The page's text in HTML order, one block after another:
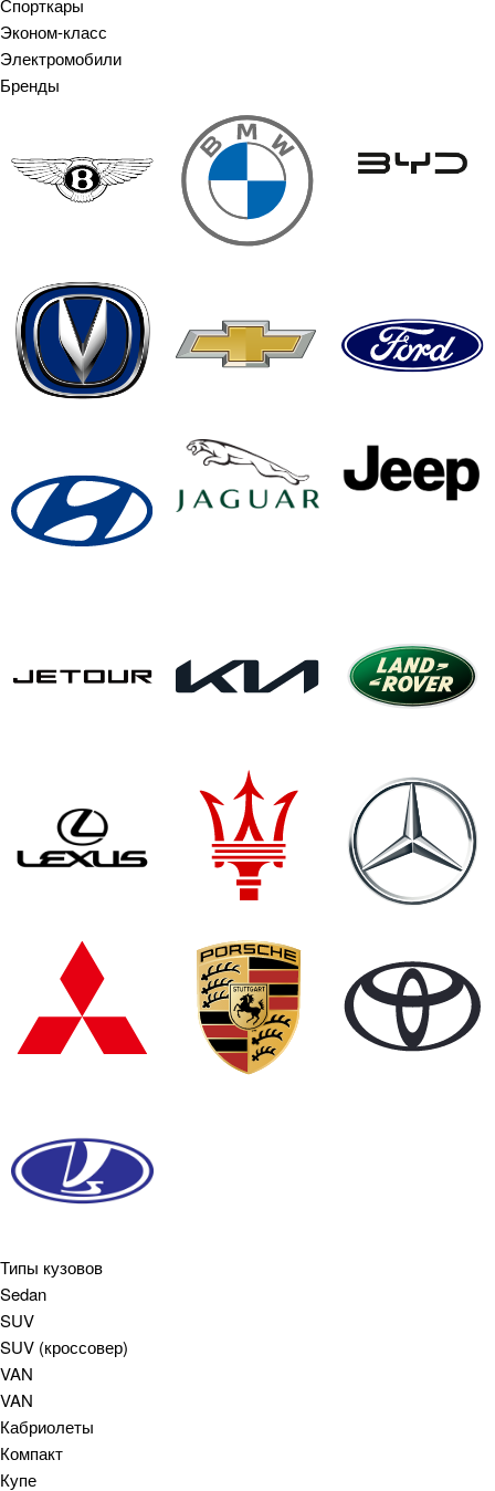
Эконом-класс
Электромобили
Бренды
Типы кузовов
Sedan
SUV
SUV (кроссовер)
VAN
VAN
Кабриолеты
Компакт
Купе